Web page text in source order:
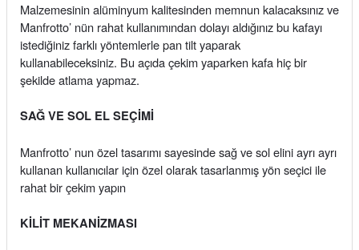
Malzemesinin alüminyum kalitesinden memnun kalacaksınız ve
Manfrotto’ nün rahat kullanımından dolayı aldığınız bu kafayı
istediğiniz farklı yöntemlerle pan tilt yaparak
kullanabileceksiniz. Bu açıda çekim yaparken kafa hiç bir
şekilde atlama yapmaz.
SAĞ VE SOL EL SEÇİMİ
Manfrotto’ nun özel tasarımı sayesinde sağ ve sol elini ayrı ayrı
kullanan kullanıcılar için özel olarak tasarlanmış yön seçici ile
rahat bir çekim yapın
KİLİT MEKANİZMASI